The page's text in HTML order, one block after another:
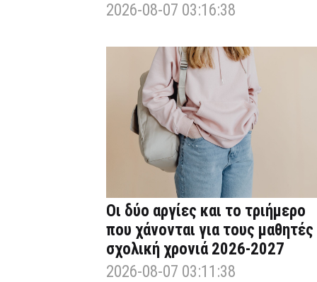
2026-08-07 03:16:38
Οι δύο αργίες και το τριήμερο
που χάνονται για τους μαθητές
σχολική χρονιά 2026-2027
2026-08-07 03:11:38